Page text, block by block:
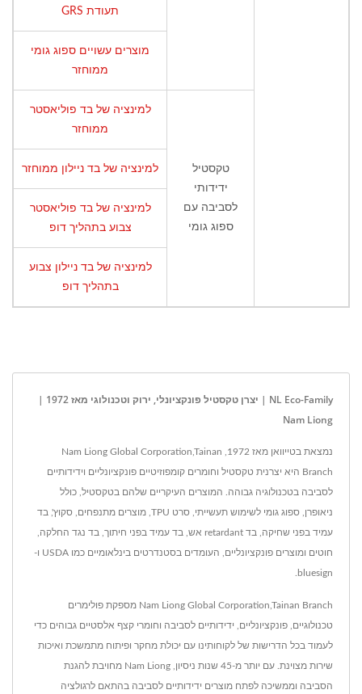
תעודת GRS
מוצרים עשויים ספוג גומי
ממוחזר
טקסטיל
ידידותי
לסביבה עם
ספוג גומי
למינציה של בד פוליאסטר
ממוחזר
למינציה של בד ניילון ממוחזר
למינציה של בד פוליאסטר
צבוע בתהליך דופ
למינציה של בד ניילון צבוע
בתהליך דופ
NL Eco-Family | יצרן טקסטיל פונקציונלי, ירוק וטכנולוגי מאז 1972 |
Nam Liong
נמצאת בטייוואן מאז 1972, Nam Liong Global Corporation,Tainan
Branch היא יצרנית טקסטיל וחומרים קומפוזיטיים פונקציונליים וידידותיים
לסביבה בטכנולוגיה גבוהה. המוצרים העיקריים שלהם בטקסטיל, כולל
ניאופרן, ספוג גומי לשימוש תעשייתי, סרט TPU, מוצרים מתנפחים, סקוץ', בד
עמיד בפני שחיקה, בד retardant אש, בד עמיד בפני חיתוך, בד נגד החלקה,
חוטים ומוצרים פונקציונליים, העומדים בסטנדרטים בינלאומיים כמו USDA ו-
bluesign.
Nam Liong Global Corporation,Tainan Branch מספקת פולימרים
טכנולוגיים, פונקציונליים, ידידותיים לסביבה וחומרי קצף אלסטיים גבוהים כדי
לעמוד בכל הדרישות של לקוחותינו עם יכולת מחקר ופיתוח מתמשכת ואיכות
שירות מצוינת. עם יותר מ-45 שנות ניסיון, Nam Liong מחויבת להגנת
הסביבה וממשיכה לפתח מוצרים ידידותיים לסביבה בהתאם לרגולציה